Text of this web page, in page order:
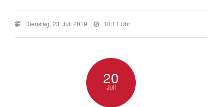
Dienstag, 23. Juli 2019 10:11 Uhr
20
Juli